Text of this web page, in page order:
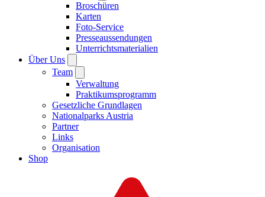
Broschüren
Karten
Foto-Service
Presseaussendungen
Unterrichtsmaterialien
Über Uns
Team
Verwaltung
Praktikumsprogramm
Gesetzliche Grundlagen
Nationalparks Austria
Partner
Links
Organisation
Shop